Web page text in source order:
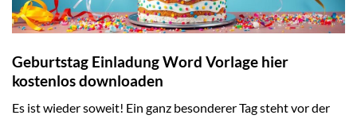
Geburtstag Einladung Word Vorlage hier
kostenlos downloaden
Es ist wieder soweit! Ein ganz besonderer Tag steht vor der